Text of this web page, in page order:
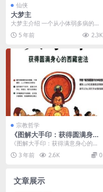
仙侠
大梦主
大梦主介绍 一个从小体弱多病的富
商之子，在寻求续命执之法时，意
外走上了修仙登天之...
5 年前 2.3K
宗教哲学
《图解大手印：获得圆满身心
的西藏密法》PDF下载
《图解大手印：获得满意身心的西
藏密法》PDF下载介绍 内容简
介 《图解大手印...
3 年前 2.6K 0
文章展示